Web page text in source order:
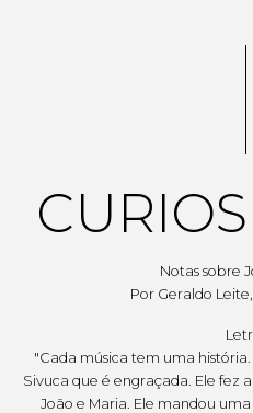
Notas sobre
Por Geraldo
"Cada música tem uma
Sivuca que é engraçada. Ele fez
João e Maria. Ele mandou